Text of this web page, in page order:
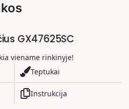
GX47625SC
viename rinkinyje!
Teptukai
Instrukcija